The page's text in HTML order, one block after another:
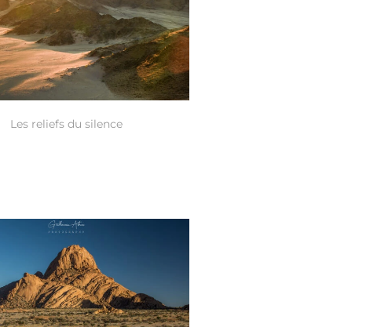
Les reliefs du silence